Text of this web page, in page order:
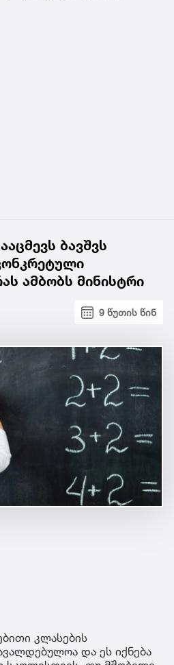
ბავშვს
ამბობს მინისტრი
9 წუთის წინ
კლასების
და ეს იქნება